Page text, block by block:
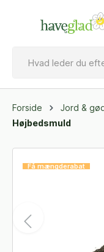
Forside Jord &
Højbedsmuld
Få mængderabat